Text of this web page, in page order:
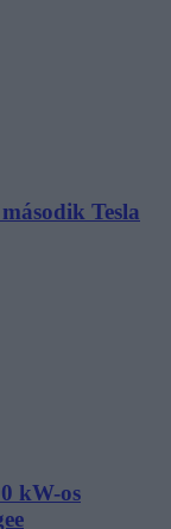
Tesla
kW-os